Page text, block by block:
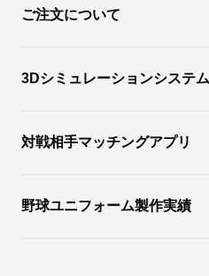
ご注文について
3Dシミュレーションシステム
対戦相手マッチングアプリ
野球ユニフォーム製作実績